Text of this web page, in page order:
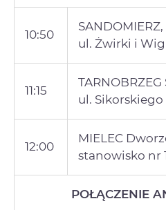
10:50
ul. Żwirki i
11:15
ul. Sikorskiego
12:00
MIELEC
stanowisko nr
POŁĄCZENIE